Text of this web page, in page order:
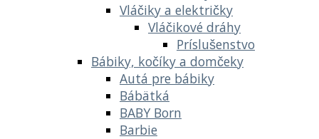
Vláčiky a električky
Vláčikové dráhy
Príslušenstvo
Bábiky, kočíky a domčeky
Autá pre bábiky
Bábätká
BABY Born
Barbie